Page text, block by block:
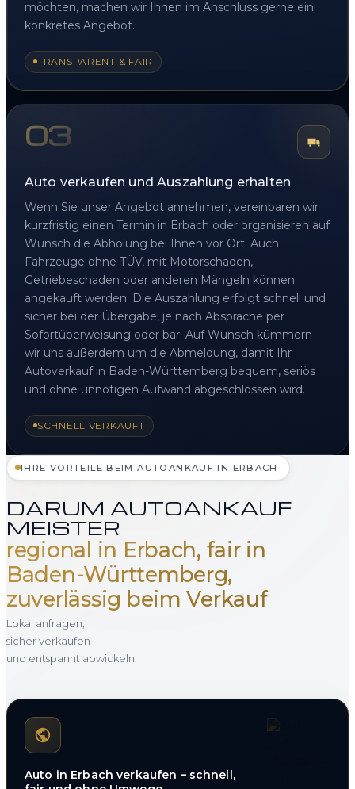
möchten, machen wir Ihnen im Anschluss gerne ein
konkretes Angebot.
TRANSPARENT & FAIR
03
Auto verkaufen und Auszahlung erhalten
Wenn Sie unser Angebot annehmen, vereinbaren wir
kurzfristig einen Termin in Erbach oder organisieren auf
Wunsch die Abholung bei Ihnen vor Ort. Auch
Fahrzeuge ohne TÜV, mit Motorschaden,
Getriebeschaden oder anderen Mängeln können
angekauft werden. Die Auszahlung erfolgt schnell und
sicher bei der Übergabe, je nach Absprache per
Sofortüberweisung oder bar. Auf Wunsch kümmern
wir uns außerdem um die Abmeldung, damit Ihr
Autoverkauf in Baden-Württemberg bequem, seriös
und ohne unnötigen Aufwand abgeschlossen wird.
SCHNELL VERKAUFT
IHRE VORTEILE BEIM AUTOANKAUF IN ERBACH
DARUM AUTOANKAUF
MEISTER
regional in Erbach, fair in
Baden-Württemberg,
zuverlässig beim Verkauf
Lokal anfragen,
sicher verkaufen
und entspannt abwickeln.
Auto in Erbach verkaufen – schnell,